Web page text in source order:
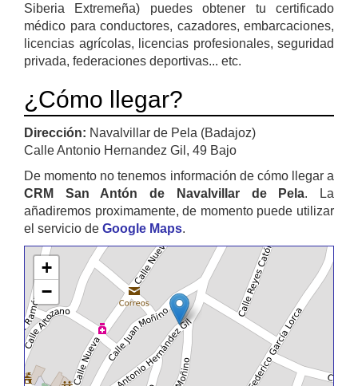
Siberia Extremeña) puedes obtener tu certificado
médico para conductores, cazadores, embarcaciones,
licencias agrícolas, licencias profesionales, seguridad
privada, federaciones deportivas... etc.
¿Cómo llegar?
Dirección: Navalvillar de Pela (Badajoz)
Calle Antonio Hernandez Gil, 49 Bajo
De momento no tenemos información de cómo llegar a
CRM San Antón de Navalvillar de Pela. La
añadiremos proximamente, de momento puede utilizar
el servicio de Google Maps.
+
−